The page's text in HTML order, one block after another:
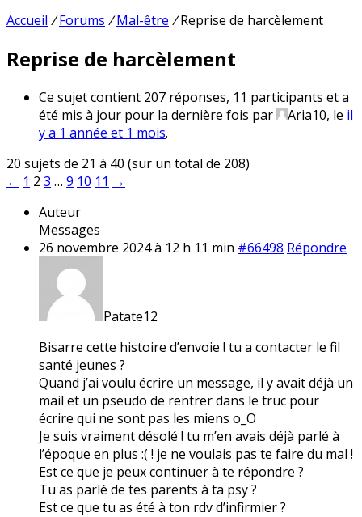
Accueil / Forums / Mal-être / Reprise de harcèlement
Reprise de harcèlement
Ce sujet contient 207 réponses, 11 participants et a
été mis à jour pour la dernière fois par
Aria10, le il
y a 1 année et 1 mois.
20 sujets de 21 à 40 (sur un total de 208)
← 1 2 3 … 9 10 11 →
Auteur
Messages
26 novembre 2024 à 12 h 11 min #66498 Répondre
Patate12
Bisarre cette histoire d’envoie ! tu a contacter le fil
santé jeunes ?
Quand j’ai voulu écrire un message, il y avait déjà un
mail et un pseudo de rentrer dans le truc pour
écrire qui ne sont pas les miens o_O
Je suis vraiment désolé ! tu m’en avais déjà parlé à
l’époque en plus :( ! je ne voulais pas te faire du mal !
Est ce que je peux continuer à te répondre ?
Tu as parlé de tes parents à ta psy ?
Est ce que tu as été à ton rdv d’infirmier ?